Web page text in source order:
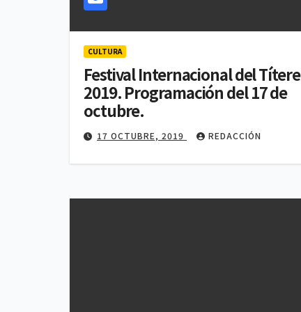
CULTURA
Festival Internacional del Títere
2019. Programación del 17 de
octubre.
17 OCTUBRE, 2019 REDACCIÓN